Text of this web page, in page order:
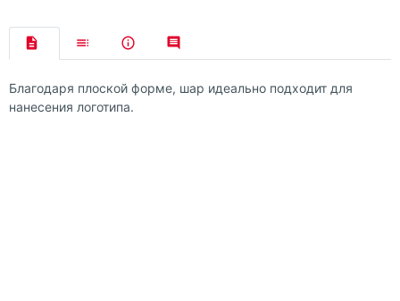
Благодаря плоской форме, шар идеально подходит для
нанесения логотипа.